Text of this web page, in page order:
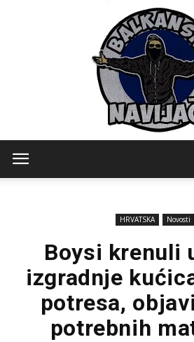
HRVATSKA Novosti
Boysi krenuli
izgradnje
potresa,
potrebnih